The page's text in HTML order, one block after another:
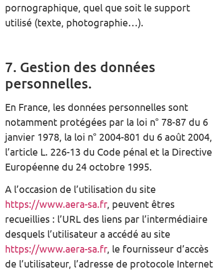
pornographique, quel que soit le support
utilisé (texte, photographie…).
7. Gestion des données
personnelles.
En France, les données personnelles sont
notamment protégées par la loi n° 78-87 du 6
janvier 1978, la loi n° 2004-801 du 6 août 2004,
l’article L. 226-13 du Code pénal et la Directive
Européenne du 24 octobre 1995.
A l’occasion de l’utilisation du site
https://www.aera-sa.fr, peuvent êtres
recueillies : l’URL des liens par l’intermédiaire
desquels l’utilisateur a accédé au site
https://www.aera-sa.fr, le fournisseur d’accès
de l’utilisateur, l’adresse de protocole Internet